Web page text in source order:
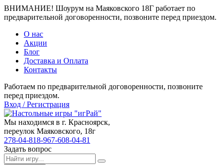
ВНИМАНИЕ! Шоурум на Маяковского 18Г работает по
предварительной договоренности, позвоните перед приездом.
О нас
Акции
Блог
Доставка и Оплата
Контакты
Работаем по предварительной договоренности, позвоните
перед приездом.
Вход / Регистрация
Мы находимся в г. Красноярск,
переулок Маяковского, 18г
278-04-818-967-608-04-81
Задать вопрос